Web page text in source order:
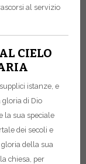
al servizio
CIELO
istanze, e
gloria di Dio
la sua speciale
dei secoli e
della sua
chiesa, per